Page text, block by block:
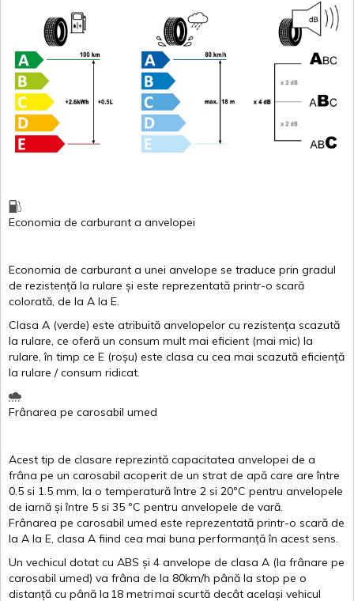
Economia de carburant a anvelopei
Economia de carburant a unei anvelope se traduce prin gradul
de rezistență la rulare și este reprezentată printr-o scară
colorată, de la A la E.
Clasa A (verde) este atribuită anvelopelor cu rezistența scazută
la rulare, ce oferă un consum mult mai eficient (mai mic) la
rulare,în timp ce E (roșu) este clasa cu cea mai scazută eficiență
la rulare /consum ridicat.
Frânarea pe carosabil umed
Acest tip de clasare reprezintă capacitatea anvelopei de a
frâna pe un carosabil acoperit de un strat de apă care areîntre
0.5 si 1.5 mm, la o temperatură între 2 si 20ºC pentru anvelopele
de iarnă și între 5 si 35 ºC pentru anvelopele de vară.
Frânarea pe carosabil umed este reprezentată printr-o scară de
la A la E, clasa A fiind cea mai buna performanță în acest sens.
Un vechicul dotat cu ABS și 4 anvelope de clasa A (la frânare pe
carosabil umed) va frâna de la 80km/h până la stop pe o
distanță cu până la 18 metrimai scurtă decât același vehicul